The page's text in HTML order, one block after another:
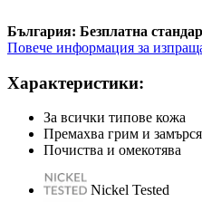
България: Безплатна
Повече информация за
Характеристики:
За всички типове кожа
Премахва грим и
Почиства и омекотява
Nickel Tested